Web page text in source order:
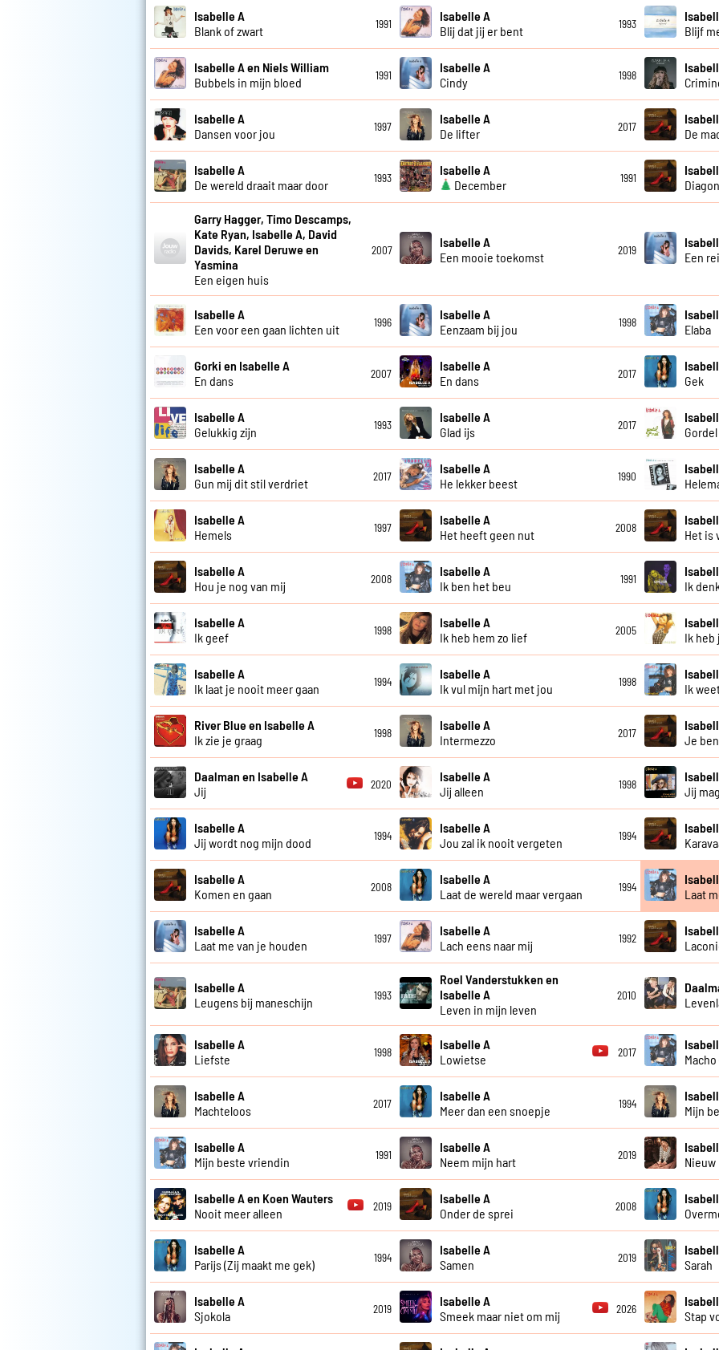
Isabelle A
Blank of zwart
1991
Isabelle A
Blij dat jij er bent
1993
Blijf
Isabelle A en Niels William
Bubbels in mijn bloed
1991
Isabelle A
Cindy
1998
Isabelle A
Dansen voor jou
1997
Isabelle A
De lifter
2017
De
Isabelle A
De wereld draait maar door
1993
Isabelle A
December
1991
Garry Hagger, Timo Descamps,
Kate Ryan, Isabelle A, David
Davids, Karel Deruwe en
Yasmina
Een eigen huis
2007
Isabelle A
Een mooie toekomst
2019
Een
Isabelle A
Een voor een gaan lichten uit
1996
Isabelle A
Eenzaam bij jou
1998
Elaba
Gorki en Isabelle A
En dans
2007
Isabelle A
En dans
2017
Gek
Isabelle A
Gelukkig zijn
1993
Isabelle A
Glad ijs
2017
Isabelle A
Gun mij dit stil verdriet
2017
Isabelle A
He lekker beest
1990
Isabelle A
Hemels
1997
Isabelle A
Het heeft geen nut
2008
Het is
Isabelle A
Hou je nog van mij
2008
Isabelle A
Ik ben het beu
1991
Ik
Isabelle A
Ik geef
1998
Isabelle A
Ik heb hem zo lief
2005
Ik heb
Isabelle A
Ik laat je nooit meer gaan
1994
Isabelle A
Ik vul mijn hart met jou
1998
Ik
River Blue en Isabelle A
Ik zie je graag
1998
Isabelle A
Intermezzo
2017
Je
Daalman en Isabelle A
Jij
2020
Isabelle A
Jij alleen
1998
Jij
Isabelle A
Jij wordt nog mijn dood
1994
Isabelle A
Jou zal ik nooit vergeten
1994
Isabelle A
Komen en gaan
2008
Isabelle A
Laat de wereld maar vergaan
1994
Laat
Isabelle A
Laat me van je houden
1997
Isabelle A
Lach eens naar mij
1992
Isabelle A
Leugens bij maneschijn
1993
Roel Vanderstukken en
Isabelle A
Leven in mijn leven
2010
Isabelle A
Liefste
1998
Isabelle A
Lowietse
2017
Isabelle A
Machteloos
2017
Isabelle A
Meer dan een snoepje
1994
Mijn
Isabelle A
Mijn beste vriendin
1991
Isabelle A
Neem mijn hart
2019
Isabelle A en Koen Wauters
Nooit meer alleen
2019
Isabelle A
Onder de sprei
2008
Isabelle A
Parijs (Zij maakt me gek)
1994
Isabelle A
Samen
2019
Sarah
Isabelle A
Sjokola
2019
Isabelle A
Smeek maar niet om mij
2026
Stap